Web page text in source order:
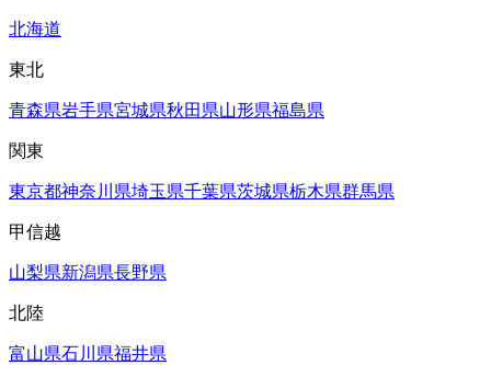
北海道
東北
青森県岩手県宮城県秋田県山形県福島県
関東
東京都神奈川県埼玉県千葉県茨城県栃木県群馬県
甲信越
山梨県新潟県長野県
北陸
富山県石川県福井県